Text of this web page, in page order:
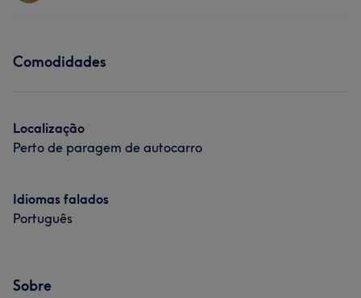
Comodidades
Localização
Perto de paragem de autocarro
Idiomas falados
Português
Sobre